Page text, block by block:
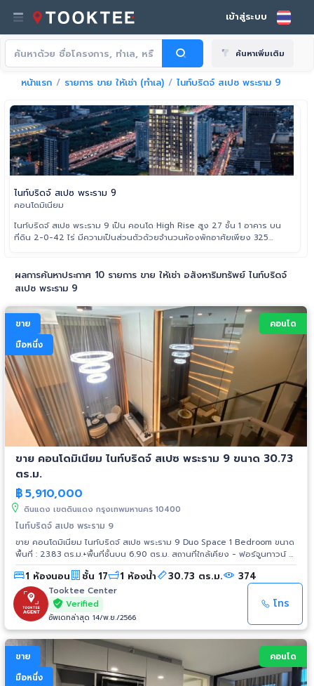
เข้าสู่ระบบ
ค้นหาเพิ่มเติม
หน้าแรก รายการ ขาย ให้เช่า (ทำเล) ไนท์บริดจ์ สเปซ พระราม 9
ไนท์บริดจ์ สเปซ พระราม 9
คอนโดมิเนียม
ไนท์บริดจ์ สเปซ พระราม 9 เป็น คอนโด High Rise สูง 27 ชั้น 1 อาคาร บน
ที่ดิน 2-0-42 ไร่ มีความเป็นส่วนตัวด้วยจำนวนห้องพักอาศัยเพียง 325
ผลการค้นหาประกาศ 10 รายการ ขาย ให้เช่า อสังหาริมทรัพย์ ไนท์บริดจ์
สเปซ พระราม 9
ขาย
มือหนึ่ง
คอนโด
ขาย คอนโดมิเนียม ไนท์บริดจ์ สเปซ พระราม 9 ขนาด 30.73
ตร.ม.
฿5,910,000
ดินแดง เขตดินแดง กรุงเทพมหานคร 10400
ไนท์บริดจ์ สเปซ พระราม 9
ขาย คอนโดมิเนียม ไนท์บริดจ์ สเปซ พระราม 9 Duo Space 1 Bedroom ขนาด
พื้นที่ : 23.83 ตร.ม.+พื้นที่ชั้นบน 6.90 ตร.ม. สถานที่ใกล้เคียง - ฟอร์จูนทาวน์ -
เซ็นทรัล พระราม 9 - เอสพลานาด รัชดาฯ - รร.บางกอกทวิวิทย์ - รพ.พระราม
เก้า - รพ.ปิยะเวท - โชว์ ดีซี การเดินทาง - ถ.ดินแดง - ถ.พระราม 9 -
ถ.รัชดาภิเษก - ทางด่วนศรีรัช (ด่านพระราม 9) รถไฟฟ้า - MRT สายสีน้ำเงิน
สถานีพระราม 9 - Airport Link สถานีมักกะสัน
1 ห้องนอน ชั้น 17 1 ห้องน้ำ 30.73 ตร.ม. 374
Tooktee Center
Verified
อัพเดทล่าสุด 14/พ.ย./2566
โทร
ขาย
มือหนึ่ง
คอนโด